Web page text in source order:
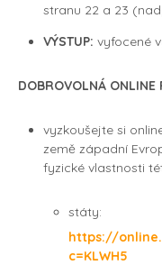
stranu 22 a 23
VÝSTUP: vyfocené
DOBROVOLNÁ ONLINE
vyzkoušejte si
země západní
fyzické vlastnosti
státy:
https://
c=KLWH5